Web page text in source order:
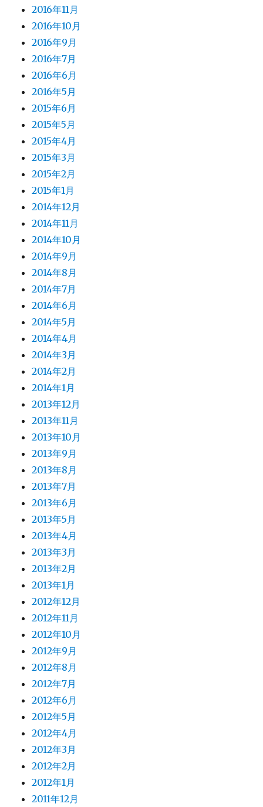
2016年11月
2016年10月
2016年9月
2016年7月
2016年6月
2016年5月
2015年6月
2015年5月
2015年4月
2015年3月
2015年2月
2015年1月
2014年12月
2014年11月
2014年10月
2014年9月
2014年8月
2014年7月
2014年6月
2014年5月
2014年4月
2014年3月
2014年2月
2014年1月
2013年12月
2013年11月
2013年10月
2013年9月
2013年8月
2013年7月
2013年6月
2013年5月
2013年4月
2013年3月
2013年2月
2013年1月
2012年12月
2012年11月
2012年10月
2012年9月
2012年8月
2012年7月
2012年6月
2012年5月
2012年4月
2012年3月
2012年2月
2012年1月
2011年12月